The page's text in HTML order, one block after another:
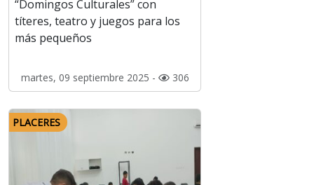
“Domingos Culturales” con
títeres, teatro y juegos para los
más pequeños
martes, 09 septiembre 2025 - 306
PLACERES